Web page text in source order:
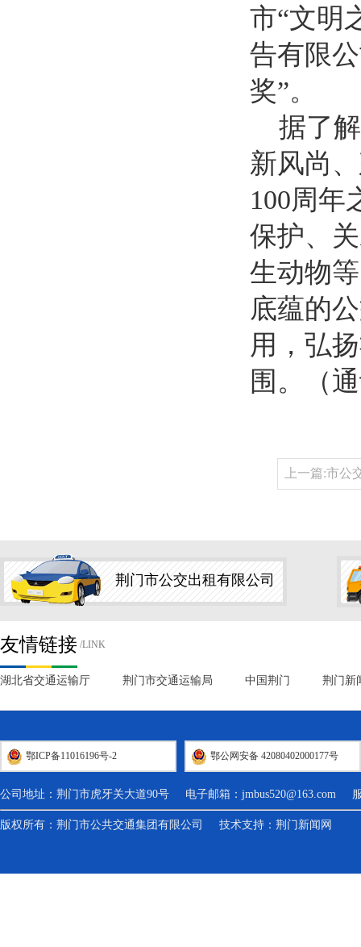
市“文明
告有限
奖”。
据了解
新风尚
100周年
保护、
生动物
底蕴的
用，弘
围。（
上一篇:市公
荆门市公交出租有限公司
友情链接 /LINK
湖北省交通运输厅 荆门市交通运输局 中国荆门 荆门新
鄂ICP备11016196号-2 鄂公网安备 42080402000177号
公司地址：荆门市虎牙关大道90号 电子邮箱： jmbus520@163.com 服
版权所有：荆门市公共交通集团有限公司 技术支持： 荆门新闻网